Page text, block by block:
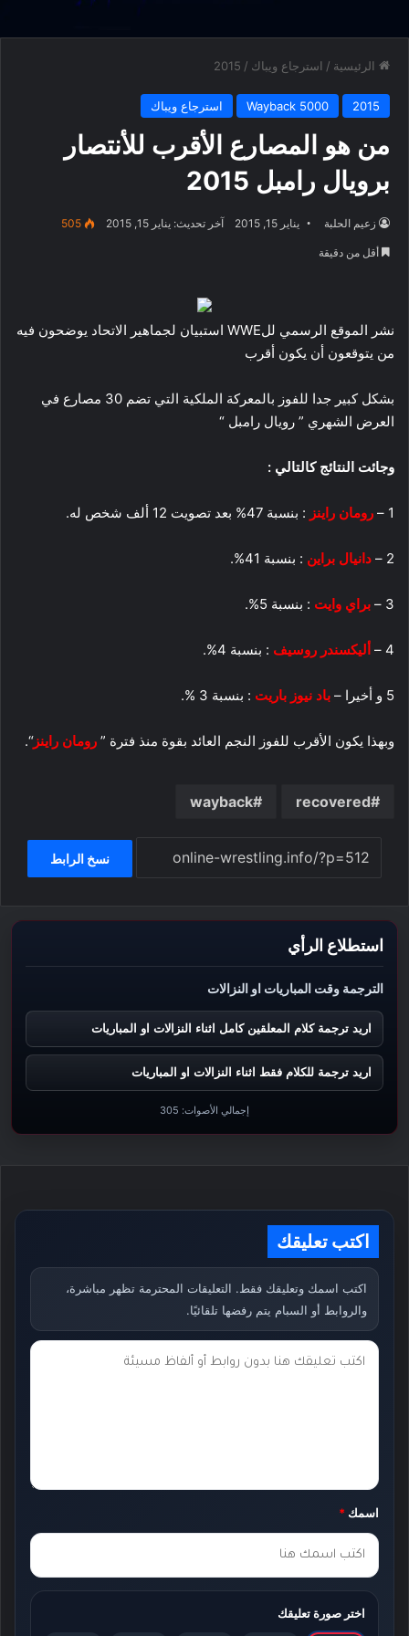
الرئيسية / استرجاع ويباك /
2015
2015
Wayback 5000 استرجاع ويباك
من هو المصارع الأقرب للأنتصار
برويال رامبل 2015
زعيم الحلبة يناير 15, 2015 آخر تحديث: يناير 15, 2015 505
أقل من دقيقة
نشر الموقع الرسمي للWWE استبيان لجماهير الاتحاد يوضحون فيه
من يتوقعون أن يكون أقرب
بشكل كبير جدا للفوز بالمعركة الملكية التي تضم 30 مصارع في
العرض الشهري ” رويال رامبل “
وجائت النتائج كالتالي :
1 – رومان راينز : بنسبة 47% بعد تصويت 12 ألف شخص له.
2 – دانيال براين : بنسبة 41%.
3 – براي وايت : بنسبة 5%.
4 – أليكسندر روسيف : بنسبة 4%.
5 و أخيرا – باد نيوز باريت : بنسبة 3 %.
وبهذا يكون الأقرب للفوز النجم العائد بقوة منذ فترة ” رومان راينز“.
recovered
wayback
نسخ الرابط
استطلاع الرأي
الترجمة وقت المباريات او النزالات
اريد ترجمة كلام المعلقين كامل اثناء النزالات او المباريات
اريد ترجمة للكلام فقط اثناء النزالات او المباريات
إجمالي الأصوات: 305
اكتب تعليقك
اكتب اسمك وتعليقك فقط. التعليقات المحترمة تظهر مباشرة،
والروابط أو السبام يتم رفضها تلقائيًا.
ت
ك
*
اسمك *
اختر صورة تعليقك